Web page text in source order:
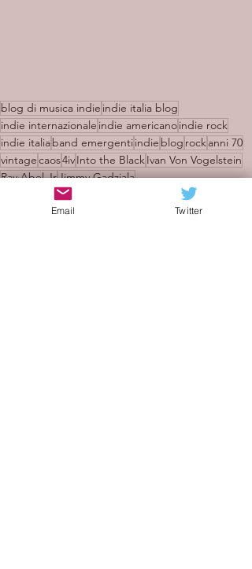
blog di musica indie indie italia blog
indie internazionale indie americanoindie rock
indie italiaband emergentiindie blog rockanni 70
vintagecaos4ivInto the BlackIvan Von Vogelstein
Ray Abel JrJimmy Gadziala
Email Twitter